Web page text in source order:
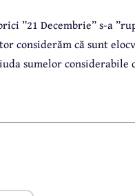
”21 Decembrie” s-a
că sunt
sumelor